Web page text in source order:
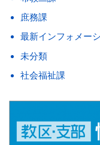
庶務課
最新インフォメー
未分類
社会福祉課